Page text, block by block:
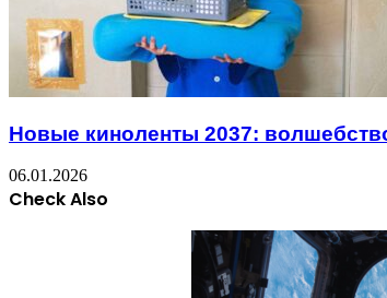
Новые киноленты 2037:
06.01.2026
Check Also